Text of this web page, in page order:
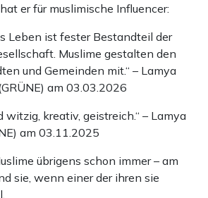
er für muslimische Influencer:
Leben ist fester Bestandteil der
Muslime gestalten den
und Gemeinden mit.“ – Lamya
am 03.03.2026
witzig, kreativ, geistreich.“ – Lamya
am 03.11.2025
übrigens schon immer – am
sie, wenn einer der ihren sie